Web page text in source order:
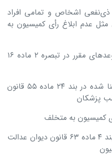
ذی‌نفعی اشخاص و تمامی افراد
عدم ابلاغ رأی کمیسیون به
۶- عدم توجه شهرداری‌ها به موعدهای مقرر در تبصره ۲ ماده ۱۶
۷- عدم توجه به مصادیق مستثنا شده در بند ۲۴ ماده ۵۵ قانون
پزشکان
۹- عدم توجه به مهلت مقرر در بند ۴ ماده ۶۳ قانون دیوان عدالت